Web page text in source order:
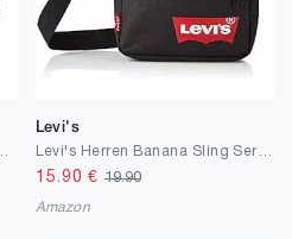
Levi's
Levi's Herren Banana Sling Seriff Crossbody
15.90 € 19.90
Amazon